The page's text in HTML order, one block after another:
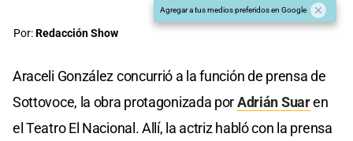
Agregar a tus medios preferidos en Google
Por:Redacción Show
Araceli González concurrió a la función de prensa de
Sottovoce, la obra protagonizada porAdrián Suaren
el Teatro El Nacional. Allí, la actriz habló con la prensa